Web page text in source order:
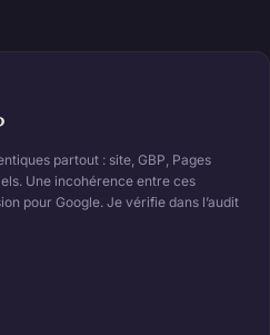
partout : site, GBP, Pages
Une incohérence entre ces
pour Google. Je vérifie dans l’audit